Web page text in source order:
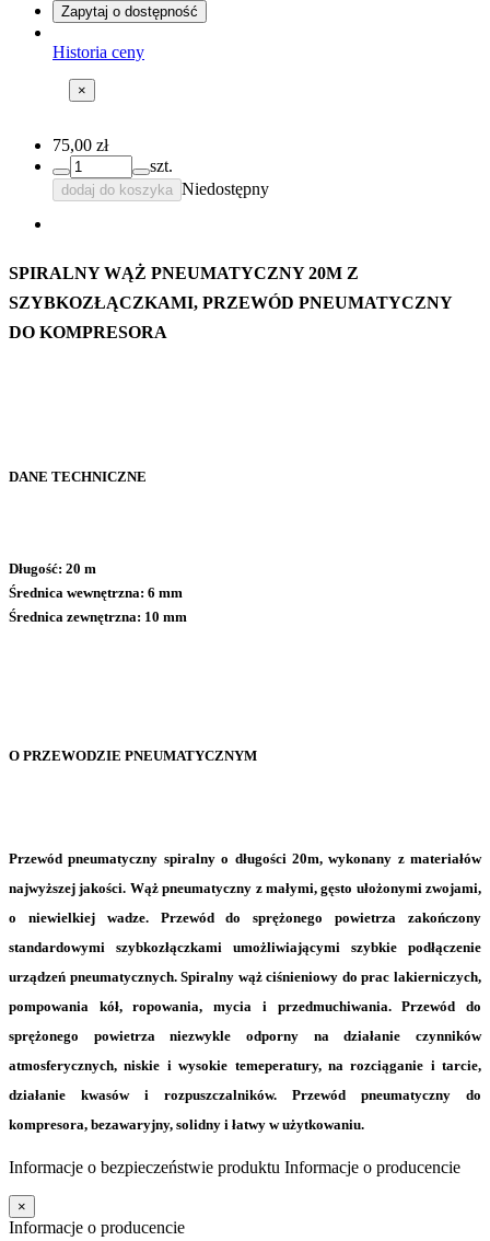
Zapytaj o dostępność
Historia ceny
×
75,00 zł
szt.
dodaj do koszyka Niedostępny
SPIRALNY WĄŻ PNEUMATYCZNY 20M Z
SZYBKOZŁĄCZKAMI, PRZEWÓD PNEUMATYCZNY
DO KOMPRESORA
DANE TECHNICZNE
Długość: 20 m
Średnica wewnętrzna: 6 mm
Średnica zewnętrzna: 10 mm
O PRZEWODZIE PNEUMATYCZNYM
Przewód pneumatyczny spiralny o długości 20m, wykonany z materiałów
najwyższej jakości. Wąż pneumatyczny z małymi, gęsto ułożonymi zwojami,
o niewielkiej wadze. Przewód do sprężonego powietrza zakończony
standardowymi szybkozłączkami umożliwiającymi szybkie podłączenie
urządzeń pneumatycznych.Spiralny wąż ciśnieniowy do prac lakierniczych,
pompowania kół, ropowania, mycia i przedmuchiwania.Przewód do
sprężonego powietrzaniezwykle odporny na działanie czynników
atmosferycznych, niskie i wysokie temeperatury, na rozciąganie i tarcie,
działanie kwasów i rozpuszczalników. Przewód pneumatyczny do
kompresora, bezawaryjny, solidny i łatwy w użytkowaniu.
Informacje o bezpieczeństwie produktu Informacje o producencie
×
Informacje o producencie